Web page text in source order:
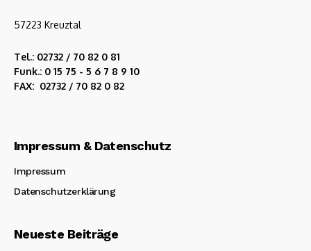
57223 Kreuztal
Tel.: 02732 / 70 82 0 81
Funk.: 0 15 75 - 5 6 7 8 9 10
FAX: 02732 / 70 82 0 82
Impressum & Datenschutz
Impressum
Datenschutzerklärung
Neueste Beiträge